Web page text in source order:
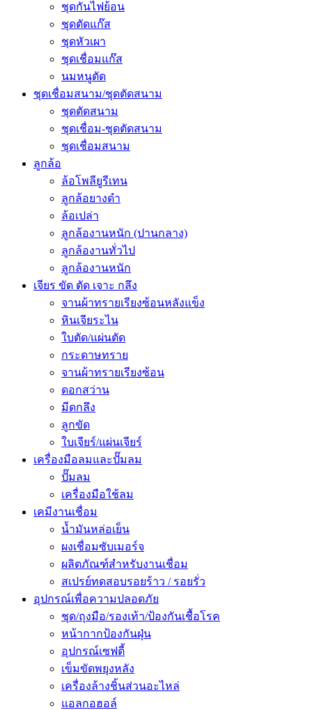
ชุดกันไฟย้อน
ชุดตัดแก๊ส
ชุดหัวเผา
ชุดเชื่อมแก๊ส
นมหนูตัด
ชุดเชื่อมสนาม/ชุดตัดสนาม
ชุดตัดสนาม
ชุดเชื่อม-ชุดตัดสนาม
ชุดเชื่อมสนาม
ลูกล้อ
ล้อโพลียูรีเทน
ลูกล้อยางดำ
ล้อเปล่า
ลูกล้องานหนัก (ปานกลาง)
ลูกล้องานทั่วไป
ลูกล้องานหนัก
เจียร ขัด ตัด เจาะ กลึง
จานผ้าทรายเรียงซ้อนหลังแข็ง
หินเจียระไน
ใบตัด/แผ่นตัด
กระดาษทราย
จานผ้าทรายเรียงซ้อน
ดอกสว่าน
มีดกลึง
ลูกขัด
ใบเจียร์/แผ่นเจียร์
เครื่องมือลมและปั๊มลม
ปั๊มลม
เครื่องมือใช้ลม
เคมีงานเชื่อม
น้ำมันหล่อเย็น
ผงเชื่อมซับเมอร์จ
ผลิตภัณฑ์สำหรับงานเชื่อม
สเปรย์ทดสอบรอยร้าว / รอยรั่ว
อุปกรณ์เพื่อความปลอดภัย
ชุด/ถุงมือ/รองเท้า/ป้องกันเชื้อโรค
หน้ากากป้องกันฝุ่น
อุปกรณ์เซฟตี้
เข็มขัดพยุงหลัง
เครื่องล้างชิ้นส่วนอะไหล่
แอลกอฮอล์